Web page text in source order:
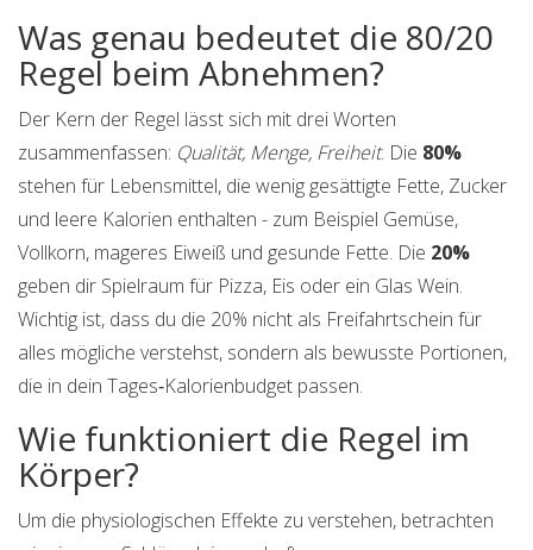
Was genau bedeutet die 80/20
Regel beim Abnehmen?
Der Kern der Regel lässt sich mit drei Worten
zusammenfassen: Qualität, Menge, Freiheit. Die 80%
stehen für Lebensmittel, die wenig gesättigte Fette, Zucker
und leere Kalorien enthalten - zum Beispiel Gemüse,
Vollkorn, mageres Eiweiß und gesunde Fette. Die 20%
geben dir Spielraum für Pizza, Eis oder ein Glas Wein.
Wichtig ist, dass du die 20% nicht als Freifahrtschein für
alles mögliche verstehst, sondern als bewusste Portionen,
die in dein Tages‑Kalorienbudget passen.
Wie funktioniert die Regel im
Körper?
Um die physiologischen Effekte zu verstehen, betrachten